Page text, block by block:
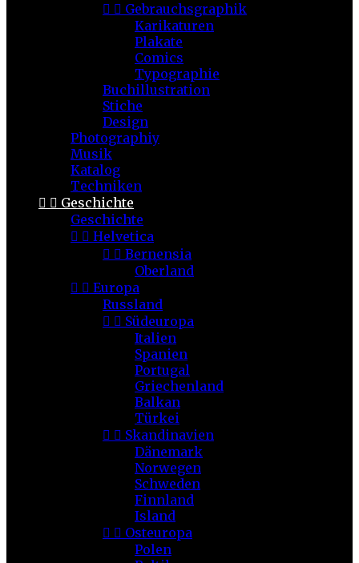
  Gebrauchsgraphik
Karikaturen
Plakate
Comics
Typographie
Buchillustration
Stiche
Design
Photographiy
Musik
Katalog
Techniken
  Geschichte
Geschichte
  Helvetica
  Bernensia
Oberland
  Europa
Russland
  Südeuropa
Italien
Spanien
Portugal
Griechenland
Balkan
Türkei
  Skandinavien
Dänemark
Norwegen
Schweden
Finnland
Island
  Osteuropa
Polen